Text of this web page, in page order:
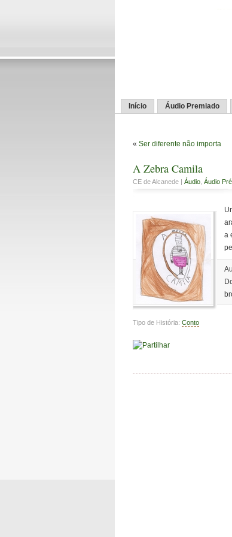
Início Áudio Premiado
« Ser diferente não importa
A Zebra Camila
CE de Alcanede | Áudio Áudio
a
Tipo de História: Conto